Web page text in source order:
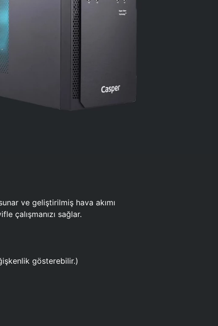
ve geliştirilmiş hava akımı
çalışmanızı sağlar.
gösterebilir.)